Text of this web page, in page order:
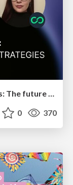
Impact Scores and Hybrid Strategies: The future of link building
0 370